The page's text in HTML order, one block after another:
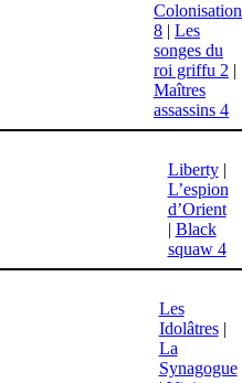
Colonisation
8 | Les
songes du
roi griffu 2 |
Maîtres
assassins 4
Liberty|
L’espion
d’Orient
| Black
squaw 4
Les
Idolâtres|
La
Synagogue